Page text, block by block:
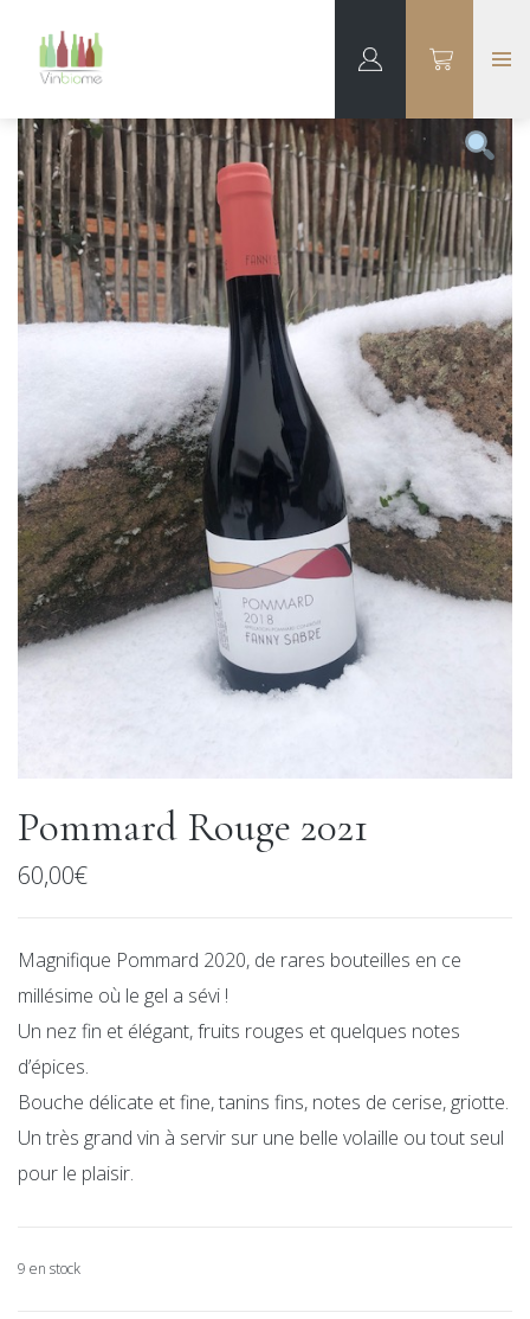
Pommard Rouge 2021
60,00€
Magnifique Pommard 2020, de rares bouteilles en ce
millésime où le gel a sévi !
Un nez fin et élégant, fruits rouges et quelques notes
d’épices.
Bouche délicate et fine, tanins fins, notes de cerise, griotte.
Un très grand vin à servir sur une belle volaille ou tout seul
pour le plaisir.
9 en stock